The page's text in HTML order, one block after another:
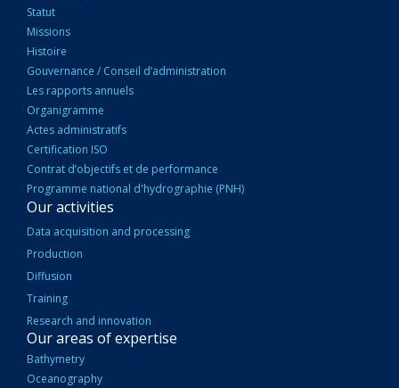
PRINCIPALE
Statut
Missions
Histoire
Gouvernance / Conseil d’administration
Les rapports annuels
Organigramme
Actes administratifs
Certification ISO
Contrat d’objectifs et de performance
Programme national d'hydrographie (PNH)
Our activities
Data acquisition and processing
Production
Diffusion
Training
Research and innovation
Our areas of expertise
Bathymetry
Oceanography